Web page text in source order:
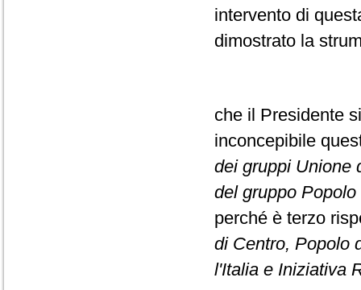
intervento di
dimostrato la
che il Presidente
inconcepibile
dei gruppi Unione
del gruppo
perché è terzo
di Centro, Popolo
l'Italia e Iniziativa